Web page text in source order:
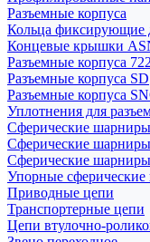
Разъемные корпуса
Кольца фиксирующие
Концевые крышки
Разъемные корпуса
Разъемные корпуса SD
Разъемные корпуса
Уплотнения для
Сферические шарниры
Сферические
Сферические
Упорные
Приводные цепи
Транспортерные цепи
Цепи втулочно-